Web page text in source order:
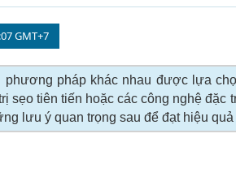
GMT+7
phương pháp khác nhau được lựa
sẹo tiên tiến hoặc các công nghệ
lưu ý quan trọng sau để đạt hiệu